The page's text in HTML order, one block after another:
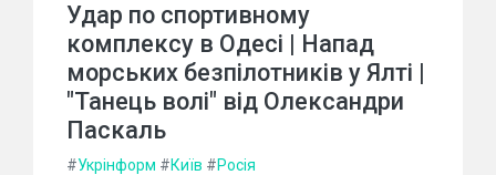
Удар по спортивному
комплексу в Одесі | Напад
морських безпілотників у Ялті |
"Танець волі" від Олександри
Паскаль
#Укрінформ #Київ #Росія